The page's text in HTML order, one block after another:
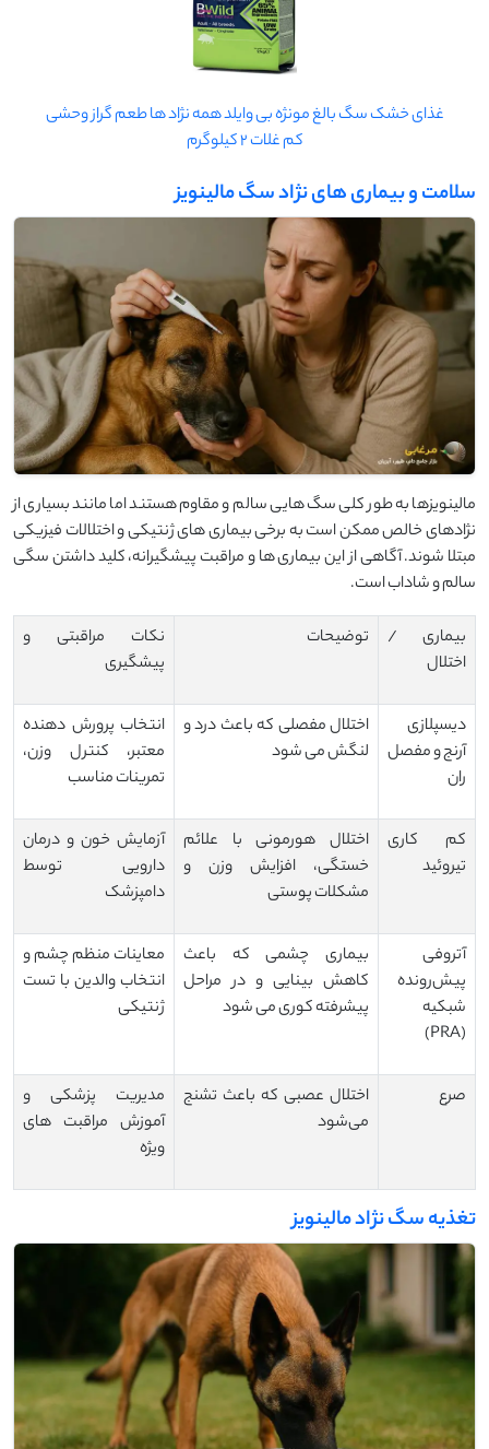
غذای خشک سگ بالغ مونژه بی وایلد همه نژاد ها طعم گراز وحشی
کم غلات 2 کیلوگرم
سلامت و بیماری های نژاد سگ مالینویز
مالینویزها به طور کلی سگ هایی سالم و مقاوم هستند اما مانند بسیاری از
نژادهای خالص ممکن است به برخی بیماری های ژنتیکی و اختلالات فیزیکی
مبتلا شوند. آگاهی از این بیماری ها و مراقبت پیشگیرانه، کلید داشتن سگی
سالم و شاداب است.
بیماری /
اختلال
توضیحات
نکات مراقبتی و
پیشگیری
دیسپلازی
آرنج و مفصل
ران
اختلال مفصلی که باعث درد و
لنگش می شود
انتخاب پرورش دهنده
معتبر، کنترل وزن،
تمرینات مناسب
کم کاری
تیروئید
اختلال هورمونی با علائم
خستگی، افزایش وزن و
مشکلات پوستی
آزمایش خون و درمان
دارویی توسط
دامپزشک
آتروفی
پیش‌رونده
شبکیه
(PRA)
بیماری چشمی که باعث
کاهش بینایی و در مراحل
پیشرفته کوری می شود
معاینات منظم چشم و
انتخاب والدین با تست
ژنتیکی
صرع
اختلال عصبی که باعث تشنج
می‌شود
مدیریت پزشکی و
آموزش مراقبت های
ویژه
تغذیه سگ نژاد مالینویز